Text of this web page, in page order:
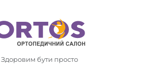
Здоровим бути просто